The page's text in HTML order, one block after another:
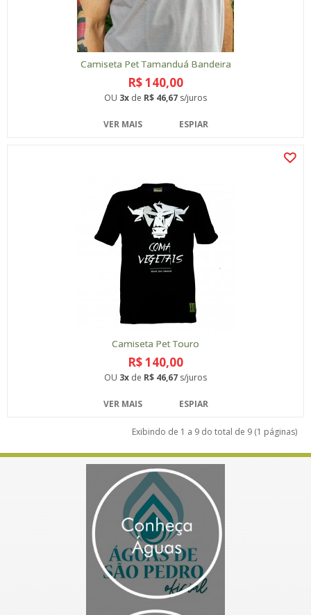
Camiseta Pet Tamanduá Bandeira
R$ 140,00
OU 3x de R$ 46,67 s/juros
VER MAIS ESPIAR
Camiseta Pet Touro
R$ 140,00
OU 3x de R$ 46,67 s/juros
VER MAIS ESPIAR
Exibindo de 1 a 9 do total de 9 (1 páginas)